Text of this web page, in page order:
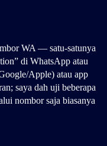
WA — satu‑satunya
di WhatsApp atau
Apple) atau app
saya dah uji beberapa
nombor saja biasanya